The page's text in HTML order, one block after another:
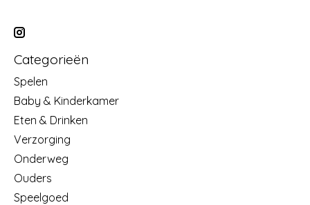
Categorieën
Spelen
Baby & Kinderkamer
Eten & Drinken
Verzorging
Onderweg
Ouders
Speelgoed